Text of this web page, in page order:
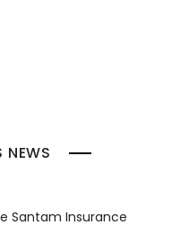
NEWS
Santam Insurance